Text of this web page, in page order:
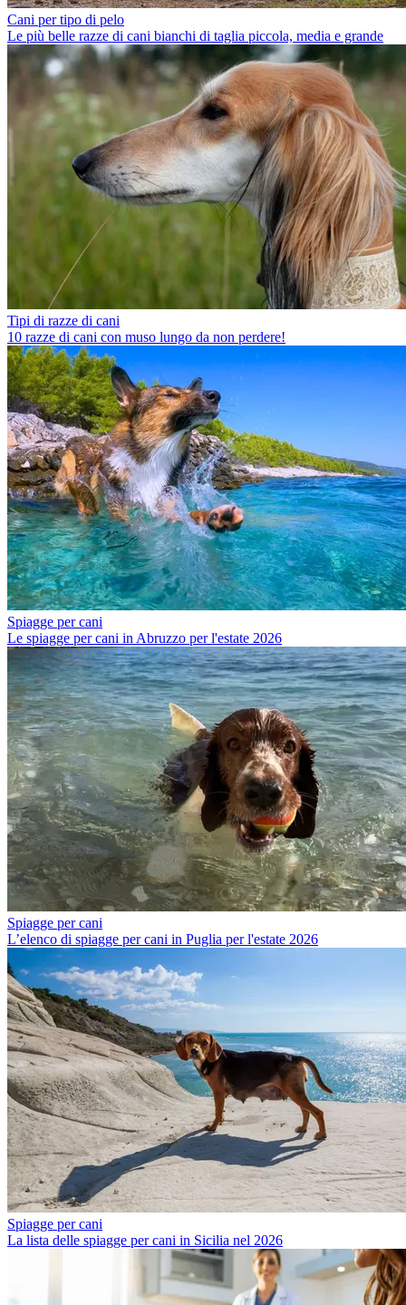
Cani per tipo di pelo
Le più belle razze di cani bianchi di taglia piccola, media e grande
Tipi di razze di cani
10 razze di cani con muso lungo da non perdere!
Spiagge per cani
Le spiagge per cani in Abruzzo per l'estate 2026
Spiagge per cani
L’elenco di spiagge per cani in Puglia per l'estate 2026
Spiagge per cani
La lista delle spiagge per cani in Sicilia nel 2026